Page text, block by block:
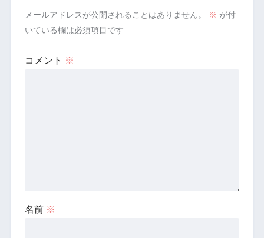
メールアドレスが公開されることはありません。 ※ が付
いている欄は必須項目です
コメント ※
名前 ※